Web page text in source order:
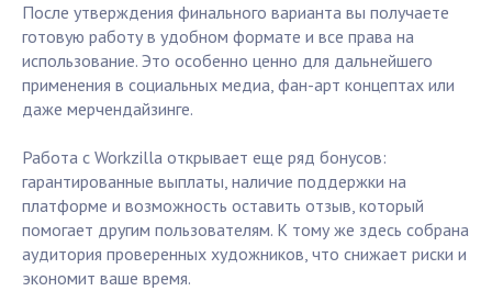
После утверждения финального варианта вы получаете
готовую работу в удобном формате и все права на
использование. Это особенно ценно для дальнейшего
применения в социальных медиа, фан-арт концептах или
даже мерчендайзинге.
Работа с Workzilla открывает еще ряд бонусов:
гарантированные выплаты, наличие поддержки на
платформе и возможность оставить отзыв, который
помогает другим пользователям. К тому же здесь собрана
аудитория проверенных художников, что снижает риски и
экономит ваше время.